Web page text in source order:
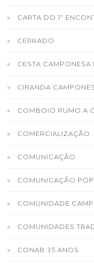
CARTA DO 1º
CERRADO
CESTA CAMPONESA
CIRANDA
COMBOIO RUMO A
COMERCIALIZAÇÃO
COMUNICAÇÃO
COMUNICAÇÃO
COMUNIDADE
COMUNIDADES
CONAB 35 ANOS